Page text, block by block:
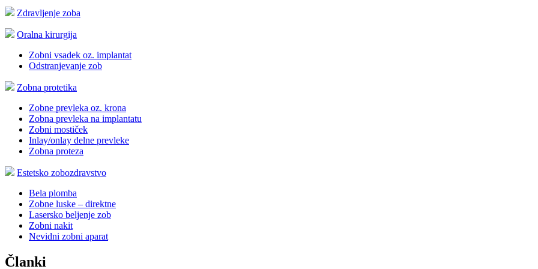
Zdravljenje zoba
Oralna kirurgija
Zobni vsadek oz. implantat
Odstranjevanje zob
Zobna protetika
Zobne prevleka oz. krona
Zobna prevleka na implantatu
Zobni mostiček
Inlay/onlay delne prevleke
Zobna proteza
Estetsko zobozdravstvo
Bela plomba
Zobne luske – direktne
Lasersko beljenje zob
Zobni nakit
Nevidni zobni aparat
Članki